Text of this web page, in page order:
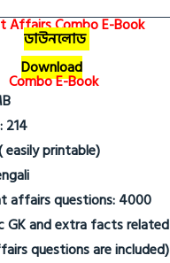
Affairs Combo E-Book
ডাউনলোড
Download
Combo E-Book
214
printable)
affairs questions: 4000
GK and extra facts related
questions are included)